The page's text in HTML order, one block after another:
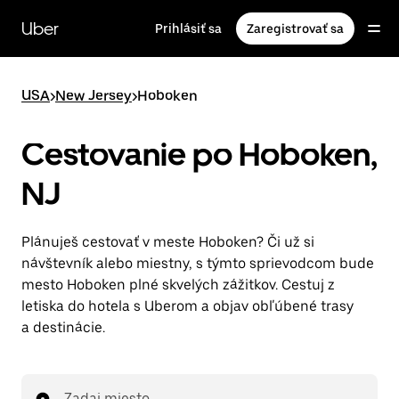
hlavný
obsah
Uber Prihlásiť sa Zaregistrovať sa
USA>New Jersey>Hoboken
Cestovanie po Hoboken,
NJ
Plánuješ cestovať v meste Hoboken? Či už si
návštevník alebo miestny, s týmto sprievodcom bude
mesto Hoboken plné skvelých zážitkov. Cestuj z
letiska do hotela s Uberom a objav obľúbené trasy
a destinácie.